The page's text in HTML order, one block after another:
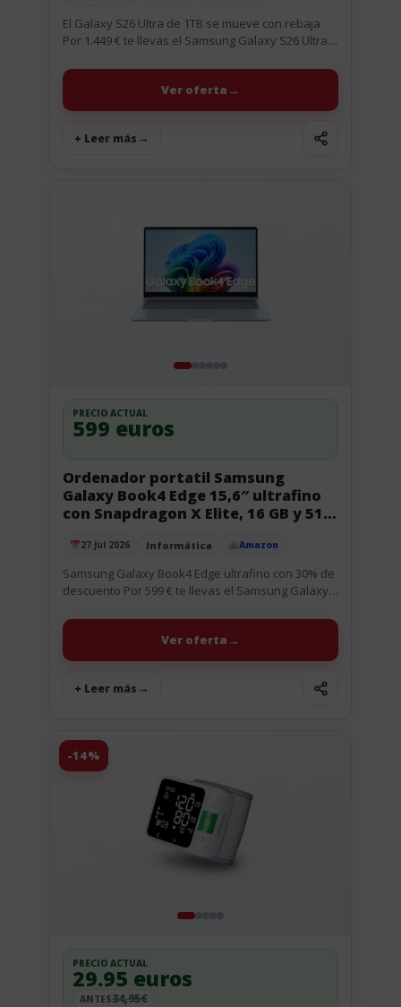
El Galaxy S26 Ultra de 1TB se mueve con rebaja
Por 1.449 € te llevas el Samsung Galaxy S26 Ultra
+ Leer más
Ver oferta
Publicado el
27 Jul 2026 Informática Amazon
Ordenador portatil Samsung
Galaxy Book4 Edge 15,6″ ultrafino
con Snapdragon X Elite, 16 GB y 512
PRECIO ACTUAL
599 euros
Samsung Galaxy Book4 Edge ultrafino con 30% de
descuento Por 599 € te llevas el Samsung Galaxy
pantalla...
+ Leer más
Ver oferta
-14%
PRECIO ACTUAL
29.95 euros
ANTES34,95€